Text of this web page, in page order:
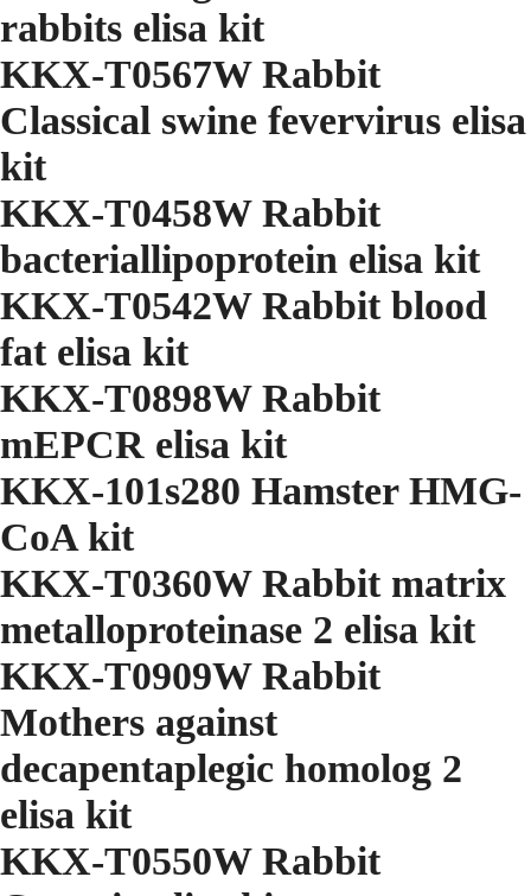
rabbits elisa kit
KKX-T0567W Rabbit
Classical swine fevervirus elisa
kit
KKX-T0458W Rabbit
bacteriallipoprotein elisa kit
KKX-T0542W Rabbit blood
fat elisa kit
KKX-T0898W Rabbit
mEPCR elisa kit
KKX-101s280 Hamster HMG-
CoA kit
KKX-T0360W Rabbit matrix
metalloproteinase 2 elisa kit
KKX-T0909W Rabbit
Mothers against
decapentaplegic homolog 2
elisa kit
KKX-T0550W Rabbit